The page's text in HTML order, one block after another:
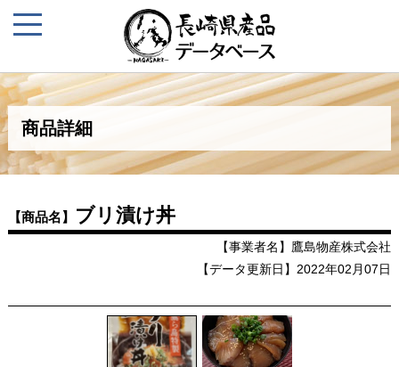
商品詳細
【商品名】 ブリ漬け丼
【事業者名】鷹島物産株式会社
【データ更新日】2022年02月07日